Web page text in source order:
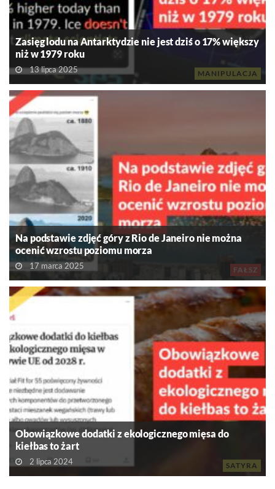
MANIPULACJA
Zasięg lodu na Antarktydzie nie jest dziś o 17% większy
niż w 1979 roku
13 lipca 2025
FAŁSZ
Na podstawie zdjęć góry z Rio de Janeiro nie można
ocenić wzrostu poziomu morza
17 marca 2025
SATYRA
Obowiązkowe dodatki z ekologicznego mięsa do
kiełbas to żart
2 lipca 2024